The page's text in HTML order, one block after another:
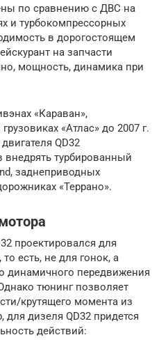
по сравнению с ДВС на
и турбокомпрессорных
в дорогостоящем
на запчасти
мощность, динамика при
«Караван»,
«Атлас» до 2007 г.
QD32
турбированный
заднеприводных
«Террано».
проектировался для
есть, не для гонок, а
динамичного передвижения
тюнинг позволяет
крутящего момента из
дизеля QD32 придется
действий: